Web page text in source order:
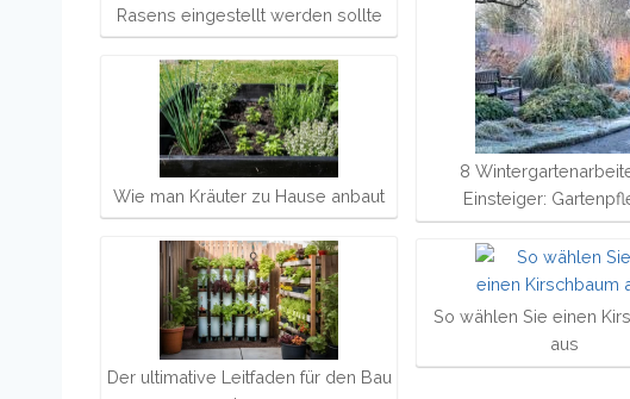
Rasens eingestellt werden sollte
Wie man Kräuter zu Hause anbaut
Der ultimative Leitfaden für den Bau
8
Einsteiger:
So wählen Sie einen
aus